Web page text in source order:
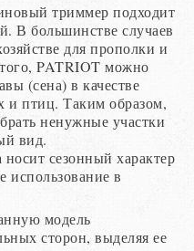
триммер подходит
В большинстве случаев
для прополки и
PATRIOT можно
(сена) в качестве
и птиц. Таким образом,
ненужные участки
вид.
сезонный характер
использование в
модель
сторон, выделяя ее